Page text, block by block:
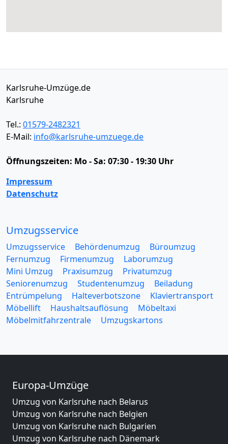
Karlsruhe-Umzüge.de
Karlsruhe
Tel.: 01579-2482321
E-Mail: info@karlsruhe-umzuege.de
Öffnungszeiten: Mo - Sa: 07:30 - 19:30 Uhr
Impressum
Datenschutz
Umzugsservice
Umzugsservice Behördenumzug
Büroumzug
Fernumzug
Firmenumzug
Laborumzug
Mini Umzug
Praxisumzug
Privatumzug
Seniorenumzug
Studentenumzug
Beiladung
Entrümpelung
Halteverbotszone
Klaviertransport
Möbellift
Haushaltsauflösung
Möbeltaxi
Möbelmitfahrzentrale
Umzugskartons
Europa-Umzüge
Umzug von Karlsruhe nach Belarus
Umzug von Karlsruhe nach Belgien
Umzug von Karlsruhe nach Bulgarien
Umzug von Karlsruhe nach Dänemark